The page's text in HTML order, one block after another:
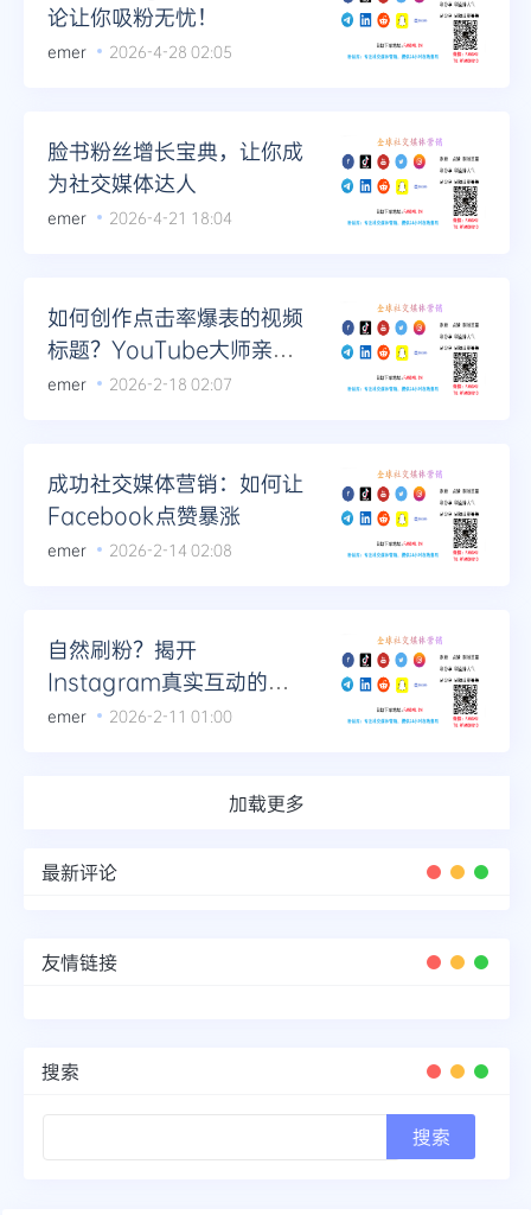
论让你吸粉无忧！
emer 2026-4-28 02:05
脸书粉丝增长宝典，让你成
为社交媒体达人
emer 2026-4-21 18:04
如何创作点击率爆表的视频
标题？YouTube大师亲授
技巧
emer 2026-2-18 02:07
成功社交媒体营销：如何让
Facebook点赞暴涨
emer 2026-2-14 02:08
自然刷粉？揭开
Instagram真实互动的神
秘面纱
emer 2026-2-11 01:00
加载更多
最新评论
友情链接
搜索